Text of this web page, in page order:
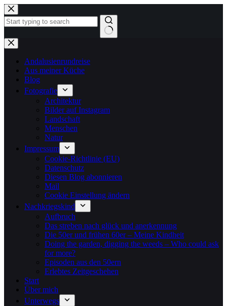
Zum
Inhalt
springen
Keine
Ergebnisse
Andalusienrundreise
Aus meiner Küche
Blog
Fotografie
Architektur
Bilder auf Instagram
Landschaft
Menschen
Natur
Impressum
Cookie-Richtlinie (EU)
Datenschutz
Diesen Blog abonnieren
Mail
Cookie Einstellung ändern
Nachkriegskind
Aufbruch
Das streben nach glück und anerkennung
Die 50er und frühen 60er – Meine Kindheit
Doing the garden, digging the weeds – Who could ask
for more?
Episoden aus den 50ern
Erlebtes Zeitgeschehen
Start
Über mich
Unterwegs